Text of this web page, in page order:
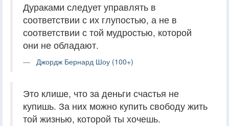
Дураками следует управлять в
соответствии с их глупостью, а не в
соответствии с той мудростью, которой
они не обладают.
Джордж Бернард Шоу (100+)
Это клише, что за деньги счастья не
купишь. За них можно купить свободу жить
той жизнью, которой ты хочешь.